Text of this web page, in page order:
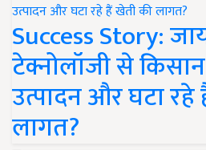
Success Story:
टेक्नोलॉजी से
उत्पादन और घटा
लागत?